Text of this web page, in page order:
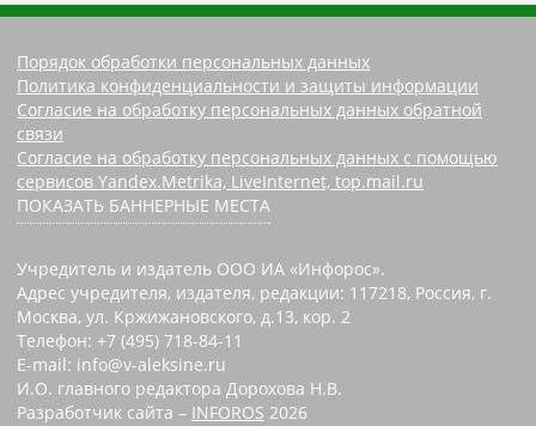
Порядок обработки персональных данных
Политика конфиденциальности и защиты информации
Согласие на обработку персональных данных обратной
связи
Согласие на обработку персональных данных с помощью
сервисов Yandex.Metrika, LiveInternet, top.mail.ru
ПОКАЗАТЬ БАННЕРНЫЕ МЕСТА
Учредитель и издатель ООО ИА «Инфорос».
Адрес учредителя, издателя, редакции: 117218, Россия, г.
Москва, ул. Кржижановского, д.13, кор. 2
Телефон: +7 (495) 718-84-11
E-mail: info@v-aleksine.ru
И.О. главного редактора Дорохова Н.В.
Разработчик сайта – INFOROS 2026